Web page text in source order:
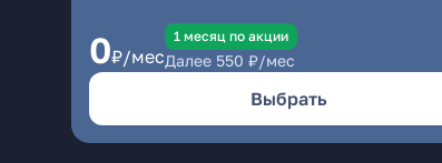
0₽/мес
1 месяц по акции
Далее 550 ₽/мес
Выбрать